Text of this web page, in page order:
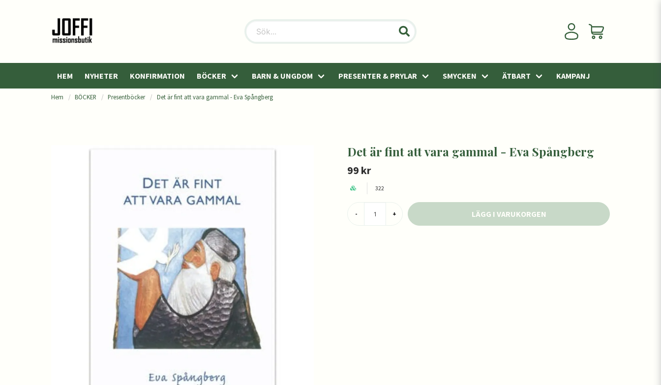
HEM NYHETER KONFIRMATION BÖCKER BARN & UNGDOM PRESENTER & PRYLAR SMYCKEN ÄTBART KAMPANJ
Hem BÖCKER Presentböcker Det är fint att vara gammal - Eva Spångberg
Det är fint att vara gammal - Eva Spångberg
99 kr
322
- + LÄGG I VARUKORGEN